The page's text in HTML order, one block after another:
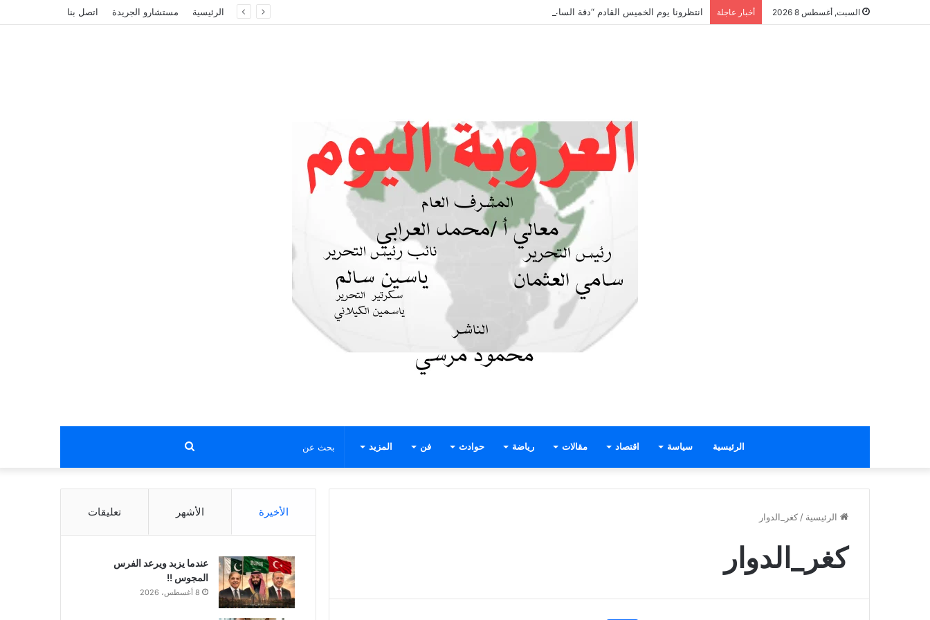
السبت, أغسطس 8 2026 أخبار عاجلة انتظرونا يوم الخميس القادم “دقة الساعة” وحلقة بعنوان *اتفاقية مكة للدفاع المشترك” الرئيسية مستشارو الجريدة اتصل بنا
الرئيسية سياسة اقتصاد مقالات رياضة حوادث فن المزيد بحث
عن
الرئيسية / كغر_الدوار
كغر_الدوار
الأخيرة الأشهر تعليقات
عندما يزبد ويرعد الفرس
المجوس !!
8 أغسطس، 2026